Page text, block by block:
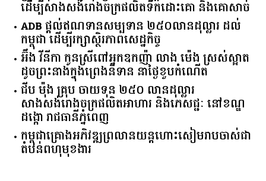
ដើម្បីសាងសង់រោងចក្រផលិតទឹកដោះគោ និងគោសាច់
ADB ផ្តល់ឥណទានសម្បទាន ២៥០លានដុល្លារ ដល់
កម្ពុជា ដើម្បីរក្សាស្ថិរភាពសេដ្ឋកិច្ច
អ៊ឹង វីនីកា កូនស្រីពៅអ្នកឧកញ៉ា លាង ម៉េង ស្រស់ស្អាត
ដូចព្រះនាងក្នុងព្រេងនិទាន នាថ្ងៃខួបកំណើត
ជីប ម៉ុង គ្រុប ចាយទុន ២៥០ លានដុល្លារ
សាងសង់រោងចក្រផលិតអាហារ និងភេសជ្ជៈ នៅខណ្ឌ
ដង្កោ រាជធានីភ្នំពេញ
កម្ពុជា​គ្រោង​អភិវឌ្ឍ​ព្រលានយន្តហោះ​សៀមរាប​ចាស់​ជា​
តំបន់​ពហុ​មុខងារ​